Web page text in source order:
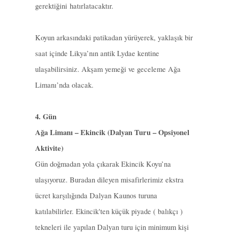
gerektiğini hatırlatacaktır.
Koyun arkasındaki patikadan yürüyerek, yaklaşık bir
saat içinde Likya’nın antik Lydae kentine
ulaşabilirsiniz. Akşam yemeği ve geceleme Ağa
Limanı’nda olacak.
4. Gün
Ağa Limanı – Ekincik (Dalyan Turu – Opsiyonel
Aktivite)
Gün doğmadan yola çıkarak Ekincik Koyu’na
ulaşıyoruz. Buradan dileyen misafirlerimiz ekstra
ücret karşılığında Dalyan Kaunos turuna
katılabilirler. Ekincik'ten küçük piyade ( balıkçı )
tekneleri ile yapılan Dalyan turu için minimum kişi